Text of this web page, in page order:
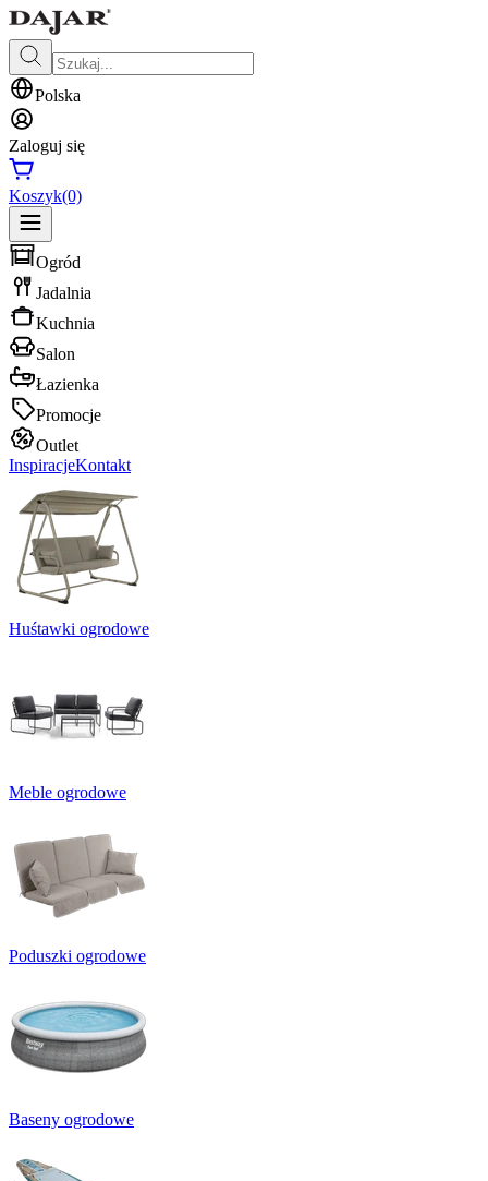
Polska
Zaloguj się
Koszyk(0)
Ogród
Jadalnia
Kuchnia
Salon
Łazienka
Promocje
Outlet
InspiracjeKontakt
Huśtawki ogrodowe
Meble ogrodowe
Poduszki ogrodowe
Baseny ogrodowe